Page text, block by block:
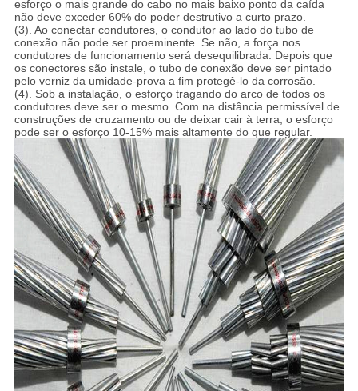
esforço o mais grande do cabo no mais baixo ponto da caída
não deve exceder 60% do poder destrutivo a curto prazo.
(3). Ao conectar condutores, o condutor ao lado do tubo de
conexão não pode ser proeminente. Se não, a força nos
condutores de funcionamento será desequilibrada. Depois que
os conectores são instale, o tubo de conexão deve ser pintado
pelo verniz da umidade-prova a fim protegê-lo da corrosão.
(4). Sob a instalação, o esforço tragando do arco de todos os
condutores deve ser o mesmo. Com na distância permissível de
construções de cruzamento ou de deixar cair à terra, o esforço
pode ser o esforço 10-15% mais altamente do que regular.